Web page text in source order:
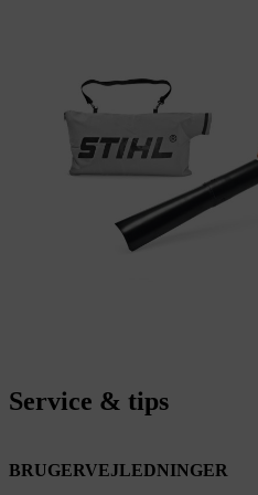
Service & tips
BRUGERVEJLEDNINGER